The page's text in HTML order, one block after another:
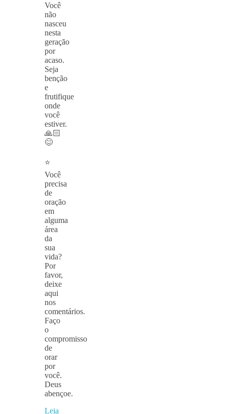
Você
não
nasceu
nesta
geração
por
acaso.
Seja
benção
e
frutifique
onde
você
estiver.
🙏🏻
😊
⭐️
Você
precisa
de
oração
em
alguma
área
da
sua
vida?
Por
favor,
deixe
aqui
nos
comentários.
Faço
o
compromisso
de
orar
por
você.
Deus
abençoe.
Leia